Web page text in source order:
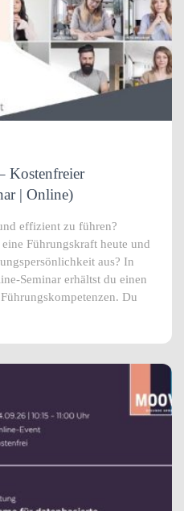
Kostenfreier
| Online)
effizient zu führen?
Führungskraft heute und
aus? In
Seminar erhältst du einen
Du